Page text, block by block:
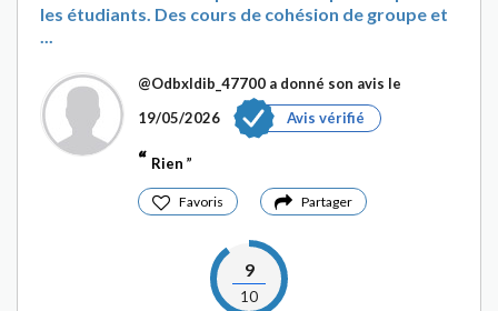
les étudiants. Des cours de cohésion de groupe et
...
@Odbxldib_47700 a donné son avis le
19/05/2026
Avis vérifié
Rien
Favoris Partager
9
10